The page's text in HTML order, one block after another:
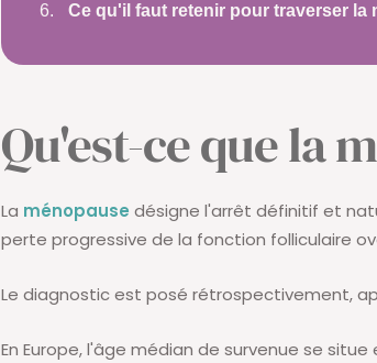
Ce qu'il faut retenir pour traverser la
Qu'est-ce que la
La ménopause désigne l'arrêt définitif et
perte progressive de la fonction folliculaire
Le diagnostic est posé rétrospectivement,
En Europe, l'âge médian de survenue se situe